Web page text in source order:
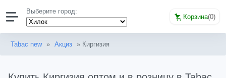
Выберите город:
Корзина(0)
Tabac new » Акциз » Киргизия